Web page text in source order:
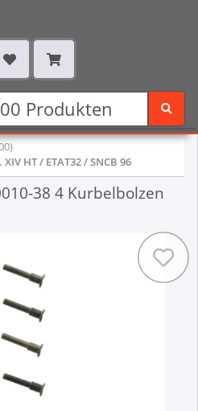
XIV HT / ETAT32 / SNCB 96
38 4 Kurbelbolzen